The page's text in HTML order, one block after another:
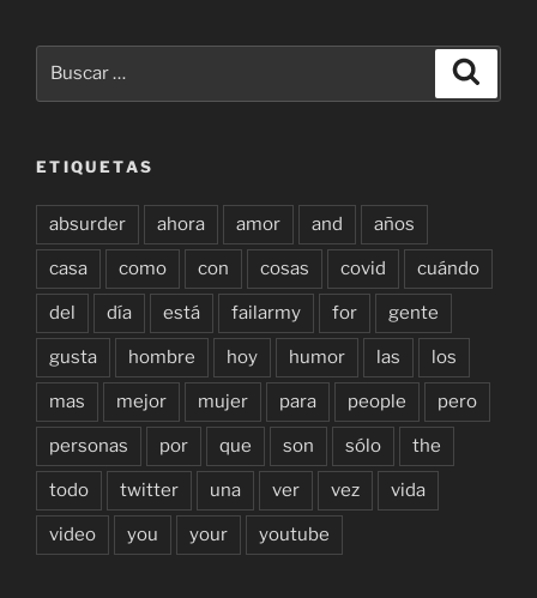
ETIQUETAS
absurder ahora amor and años
casa como con cosas covid cuándo
del día está failarmy for gente
gusta hombre hoy humor las los
mas mejor mujer para people pero
personas por que son sólo the
todo twitter una ver vez vida
video you your youtube